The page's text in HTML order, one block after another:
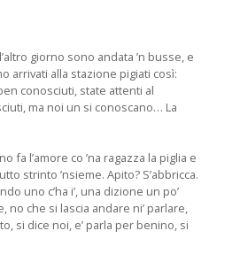
giorno sono andata ’n busse, e
arrivati alla stazione pigiati così:
conosciuti, state attenti al
ma noi un si conoscano… La
fa l’amore co ’na ragazza la piglia e
strinto ’nsieme. Apito? S’abbricca.
uno c’ha i’, una dizione un po’
no che si lascia andare ni’ parlare,
si dice noi, e’ parla per benino, si